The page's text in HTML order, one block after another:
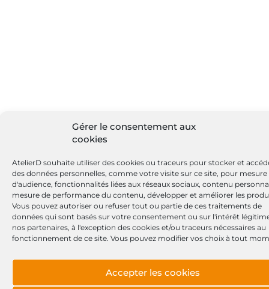
Gérer le consentement aux
cookies
AtelierD souhaite utiliser des cookies ou traceurs pour stocker et
des données personnelles, comme votre visite sur ce site, pour mesure
d'audience, fonctionnalités liées aux réseaux sociaux, contenu
mesure de performance du contenu, développer et améliorer les
Vous pouvez autoriser ou refuser tout ou partie de ces traitements de
données qui sont basés sur votre consentement ou sur l'intérêt
nos partenaires, à l'exception des cookies et/ou traceurs nécessaires au
fonctionnement de ce site. Vous pouvez modifier vos choix à tout
Accepter les cookies